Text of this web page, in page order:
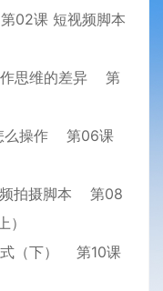
02课 短视频脚本
作思维的差异 第
么操作 第06课
频拍摄脚本 第08
式（下） 第10课